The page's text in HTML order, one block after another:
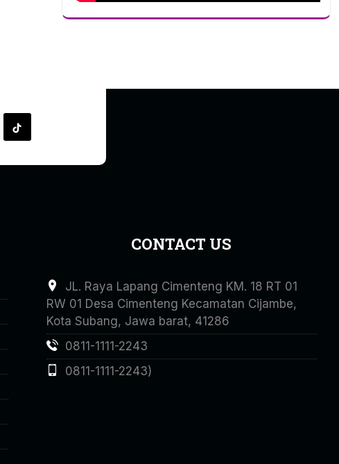
CONTACT US
JL. Raya Lapang Cimenteng KM. 18 RT 01
RW 01 Desa Cimenteng Kecamatan Cijambe,
Kota Subang, Jawa barat, 41286
0811-1111-2243
0811-1111-2243)